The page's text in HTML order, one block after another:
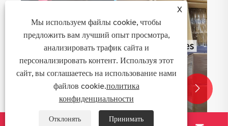

X
Мы используем файлы cookie, чтобы
предложить вам лучший опыт просмотра,
анализировать трафик сайта и
персонализировать контент. Используя этот
сайт, вы соглашаетесь на использование нами
файлов cookie.политика
конфиденциальности
Отклонять Принимать